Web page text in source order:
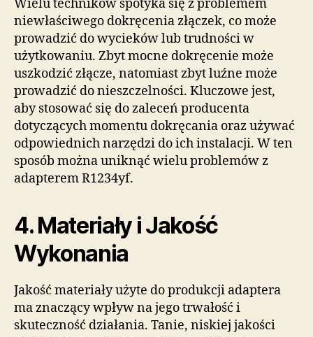
Wielu techników spotyka się z problemem
niewłaściwego dokręcenia złączek, co może
prowadzić do wycieków lub trudności w
użytkowaniu. Zbyt mocne dokręcenie może
uszkodzić złącze, natomiast zbyt luźne może
prowadzić do nieszczelności. Kluczowe jest,
aby stosować się do zaleceń producenta
dotyczących momentu dokręcania oraz używać
odpowiednich narzędzi do ich instalacji. W ten
sposób można uniknąć wielu problemów z
adapterem R1234yf.
4. Materiały i Jakość
Wykonania
Jakość materiały użyte do produkcji adaptera
ma znaczący wpływ na jego trwałość i
skuteczność działania. Tanie, niskiej jakości